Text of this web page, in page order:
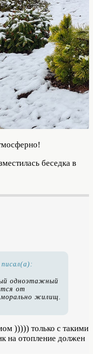
беседка в
одноэтажный
от
жилищ.
))))) только с такими
на отопление должен